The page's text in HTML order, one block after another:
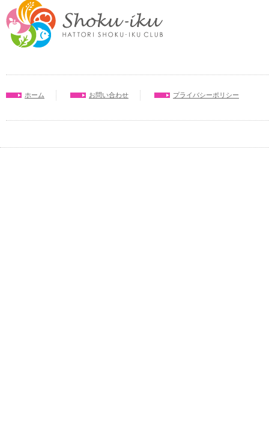
ホーム お問い合わせ プライバシーポリシー